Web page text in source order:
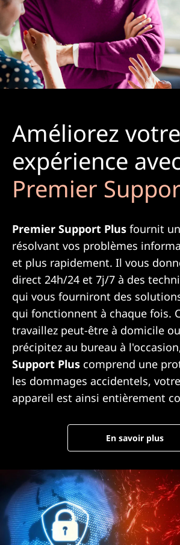
Améliorez votre
expérience
Premier
Premier Support Plus fournit
résolvant vos problèmes
et plus rapidement. Il vous
direct 24h/24 et 7j/7 à des
qui vous fourniront des
qui fonctionnent à chaque fois.
travaillez peut-être à domicile
précipitez au bureau à
Support Plus comprend une
les dommages accidentels,
appareil est ainsi entièrement
En savoir plus